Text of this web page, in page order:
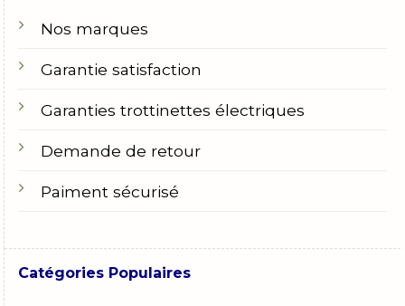
Nos marques
Garantie satisfaction
Garanties trottinettes électriques
Demande de retour
Paiment sécurisé
Catégories Populaires